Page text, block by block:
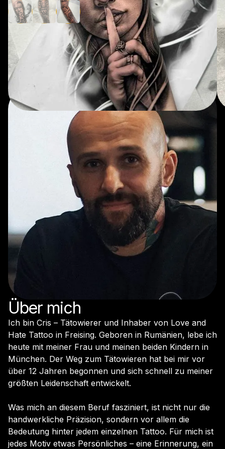
Über mich
Ich bin Cris – Tätowierer und Inhaber von Love and
Hate Tattoo in Freising. Geboren in Rumänien, lebe ich
heute mit meiner Frau und meinen beiden Kindern in
München. Der Weg zum Tätowieren hat bei mir vor
über 12 Jahren begonnen und sich schnell zu meiner
größten Leidenschaft entwickelt.
Was mich an diesem Beruf fasziniert, ist nicht nur die
handwerkliche Präzision, sondern vor allem die
Bedeutung hinter jedem einzelnen Tattoo. Für mich ist
jedes Motiv etwas Persönliches – eine Erinnerung, ein